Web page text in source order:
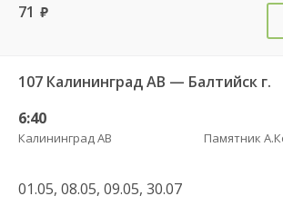
71 руб.
107 Калининград АВ — Балтийск г.
6:40
Калининград АВ
01.05, 08.05, 09.05, 30.07